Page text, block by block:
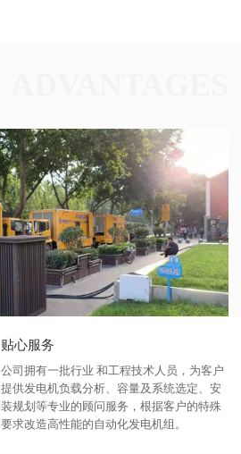
贴心服务
公司拥有一批行业 和工程技术人员，为客户
提供发电机负载分析、容量及系统选定、安
装规划等专业的顾问服务，根据客户的特殊
要求改造高性能的自动化发电机组。